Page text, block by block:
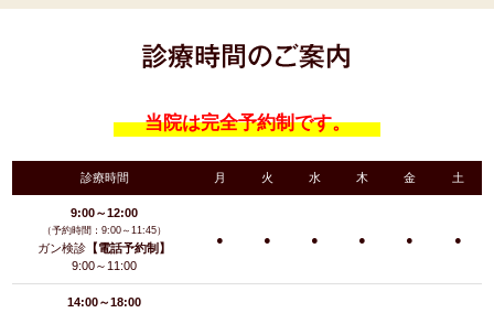
当院は完全予約制です。
診療時間 月 火 水 木 金 土
9:00～12:00
（予約時間：9:00～11:45）
ガン検診 【電話予約制】
9:00～11:00
● ● ● ● ● ●
14:00～18:00